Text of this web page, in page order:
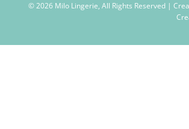
© 2026 Milo Lingerie, All Rights Reserved |